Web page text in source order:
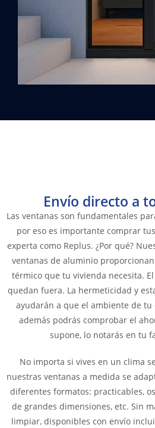
Envío directo a
Las ventanas son fundamentales
por eso es importante comprar
experta como Replus. ¿Por qué?
ventanas de aluminio
térmico que tu vivienda necesita.
quedan fuera. La hermeticidad y
ayudarán a que el ambiente de tu
además podrás comprobar el
supone, lo notarás en tu
No importa si vives en un clima
nuestras ventanas a medida se
diferentes formatos: practicables,
de grandes dimensiones, etc. Sin
limpiar, disponibles con envío